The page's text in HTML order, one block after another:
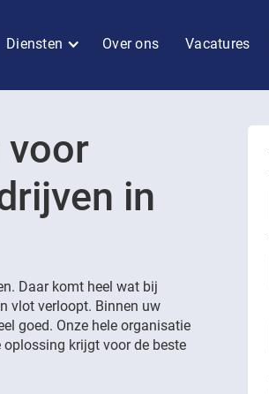
Diensten Over ons Vacatures
voor
in
Daar komt heel wat bij
vlot verloopt. Binnen uw
goed. Onze hele organisatie
krijgt voor de beste